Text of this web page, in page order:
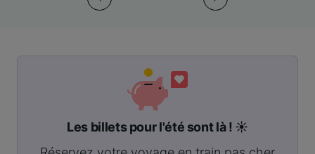
Les billets pour l'été sont là ! ☀️